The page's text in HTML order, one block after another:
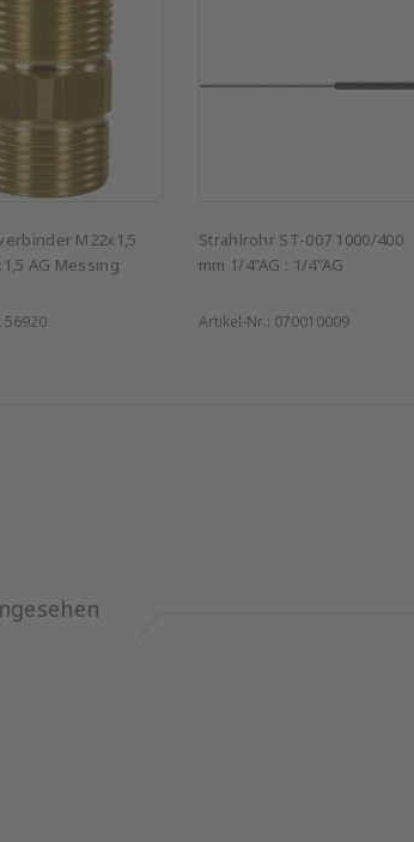
M22x1,5
AG Messing
56920
Strahlrohr ST-007 1000/400
mm 1/4"AG : 1/4"AG
Artikel-Nr.: 070010009